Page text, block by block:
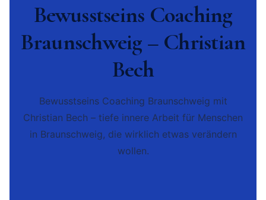
Bewusstseins Coaching
Braunschweig – Christian
Bech
Bewusstseins Coaching Braunschweig mit
Christian Bech – tiefe innere Arbeit für Menschen
in Braunschweig, die wirklich etwas verändern
wollen.